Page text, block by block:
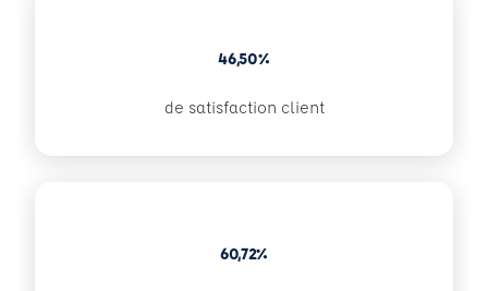
46,50%
de satisfaction client
60,72%